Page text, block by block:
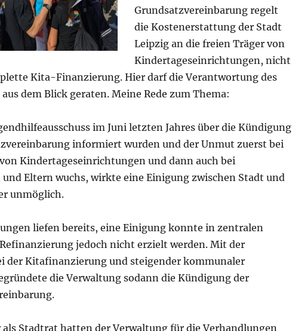
Grundsatzvereinbarung regelt
die Kostenerstattung der Stadt
Leipzig an die freien Träger von
Kindertageseinrichtungen, nicht
Kita-Finanzierung. Hier darf die Verantwortung des
dem Blick geraten. Meine Rede zum Thema:
im Juni letzten Jahres über die Kündigung
informiert wurden und der Unmut zuerst bei
Kindertageseinrichtungen und dann auch bei
und Eltern wuchs, wirkte eine Einigung zwischen Stadt und
unmöglich.
liefen bereits, eine Einigung konnte in zentralen
jedoch nicht erzielt werden. Mit der
der Kitafinanzierung und steigender kommunaler
die Verwaltung sodann die Kündigung der
als Stadtrat hatten der Verwaltung für die Verhandlungen